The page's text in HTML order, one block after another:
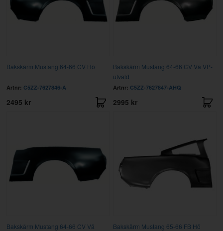
Bakskärm Mustang 64-66 CV Hö
Artnr: C5ZZ-7627846-A
2495 kr
Bakskärm Mustang 64-66 CV Vä VP-
utvald
Artnr: C5ZZ-7627847-AHQ
2995 kr
Bakskärm Mustang 64-66 CV Vä Bakskärm Mustang 65-66 FB Hö